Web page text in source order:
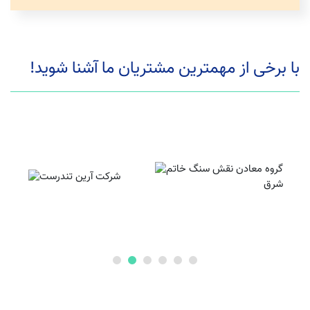
با برخی از مهمترین مشتریان ما آشنا شوید!